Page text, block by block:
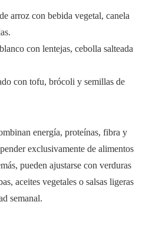
arroz con bebida vegetal, canela
con lentejas, cebolla salteada
con tofu, brócoli y semillas de
energía, proteínas, fibra y
exclusivamente de alimentos
pueden ajustarse con verduras
aceites vegetales o salsas ligeras
semanal.